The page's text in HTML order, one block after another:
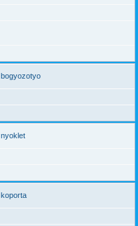
bogyozotyo
nyoklet
koporta